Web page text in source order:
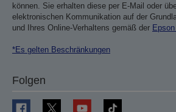
können. Sie erhalten diese per E-Mail oder
elektronischen Kommunikation auf der
und Ihres Online-Verhaltens gemäß der
*Es gelten Beschränkungen
Folgen